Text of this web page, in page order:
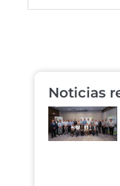
Noticias